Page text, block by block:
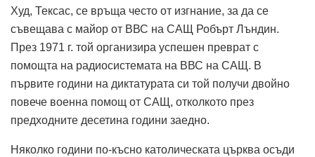
Худ, Тексас, се връща често от изгнание, за да се
съвещава с майор от ВВС на САЩ Робърт Лъндин.
През 1971 г. той организира успешен преврат с
помощта на радиосистемата на ВВС на САЩ. В
първите години на диктатурата си той получи двойно
повече военна помощ от САЩ, отколкото през
предходните десетина години заедно.
Няколко години по-късно католическата църква осъди